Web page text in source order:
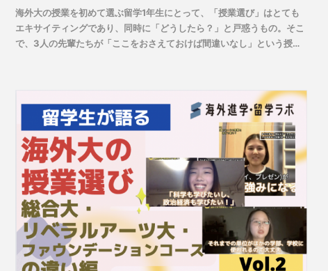
海外大の授業を初めて選ぶ留学1年生にとって、「授業選び」はとても
エキサイティングであり、同時に「どうしたら？」と戸惑うもの。そこ
で、3人の先輩たちが「ここをおさえておけば間違いなし」という授業